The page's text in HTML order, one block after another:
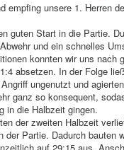
empfing unsere 1. Herren
guten Start in die Partie.
und ein schnelles
konnten wir uns nach
absetzen. In der Folge
ungenutzt und
ganz so konsequent,
in die Halbzeit gingen.
der zweiten Halbzeit
der Partie. Dadurch bauten